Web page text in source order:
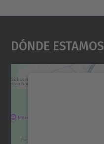
Dónde Estamos